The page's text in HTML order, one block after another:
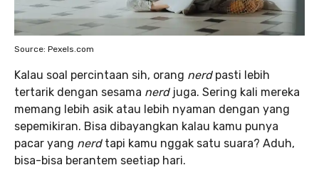
Source: Pexels.com
Kalau soal percintaan sih, orang nerdpasti lebih
tertarik dengan sesama nerdjuga. Sering kali mereka
memang lebih asik atau lebih nyaman dengan yang
sepemikiran. Bisa dibayangkan kalau kamu punya
pacar yang nerdtapi kamu nggak satu suara? Aduh,
bisa-bisa berantem seetiap hari.